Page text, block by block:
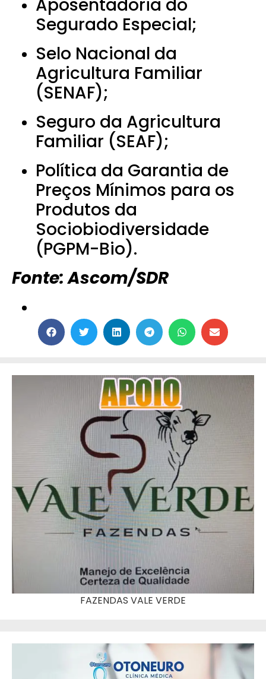
Aposentadoria do
Segurado Especial;
Selo Nacional da
Agricultura Familiar
(SENAF);
Seguro da Agricultura
Familiar (SEAF);
Política da Garantia de
Preços Mínimos para os
Produtos da
Sociobiodiversidade
(PGPM-Bio).
Fonte: Ascom/SDR
FAZENDAS VALE VERDE